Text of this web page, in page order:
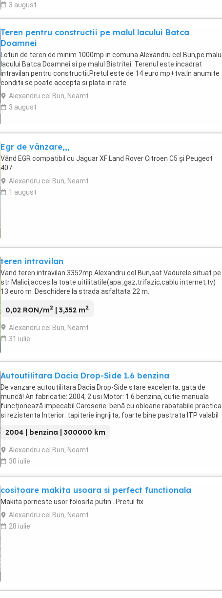
3 august
Teren pentru constructii pe malul lacului Batca
Doamnei
Loturi de teren de minim 1000mp in comuna Alexandru cel Bun,pe malul
lacului Batca Doamnei si pe malul Bistritei. Terenul este incadrat
intravilan pentru constructii.Pretul este de 14 euro mp+tva.In anumite
conditii se poate accepta si plata in rate
Alexandru cel Bun, Neamt
3 august
Egr de vânzare,,,
Vând EGR compatibil cu Jaguar XF Land Rover Citroen C5 și Peugeot
407
Alexandru cel Bun, Neamt
1 august
teren intravilan
Vand teren intravilan 3352mp Alexandru cel Bun,sat Vadurele situat pe
str Malici,acces la toate uitilitatile(apa ,gaz,trifazic,cablu internet,tv)
13 euro m .Deschidere la strada asfaltata 22 m.
0,02 RON/m2 | 3,352 m2
Alexandru cel Bun, Neamt
31 iulie
Autoutilitara Dacia Drop-Side 1.6 benzina
De vanzare autoutilitara Dacia Drop-Side stare excelenta, gata de
muncă! An fabricatie: 2004, 2 usi Motor: 1.6 benzina, cutie manuala
funcționează impecabil Caroserie: benă cu obloane rabatabile practica
si rezistenta Interior: tapiterie ingrijita, foarte bine pastrata ITP valabil
2004 | benzina | 300000 km
Alexandru cel Bun, Neamt
30 iulie
cositoare makita usoara si perfect functionala
Makita porneste usor folosita putin ..Pretul fix
Alexandru cel Bun, Neamt
28 iulie